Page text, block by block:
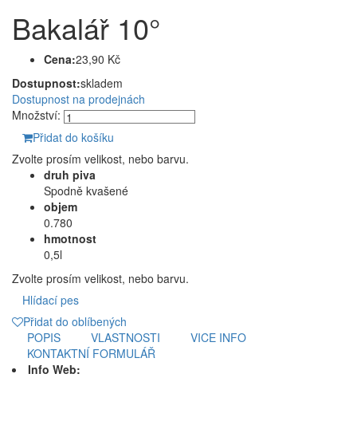
Bakalář 10°
Cena:23,90 Kč
Dostupnost:skladem
Dostupnost na prodejnách
Množství:
Přidat do košíku
Zvolte prosím velikost, nebo barvu.
druh piva
Spodně kvašené
objem
0.780
hmotnost
0,5l
Zvolte prosím velikost, nebo barvu.
Hlídací pes
Přidat do oblíbených
POPIS
VLASTNOSTI
VICE INFO
KONTAKTNÍ FORMULÁŘ
Info Web: